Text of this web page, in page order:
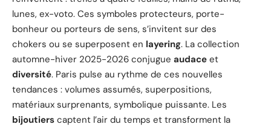
lunes, ex-voto. Ces symboles protecteurs, porte-
bonheur ou porteurs de sens, s’invitent sur des
chokers ou se superposent en layering. La collection
automne-hiver 2025-2026 conjugue audace et
diversité. Paris pulse au rythme de ces nouvelles
tendances : volumes assumés, superpositions,
matériaux surprenants, symbolique puissante. Les
bijoutiers captent l’air du temps et transforment la